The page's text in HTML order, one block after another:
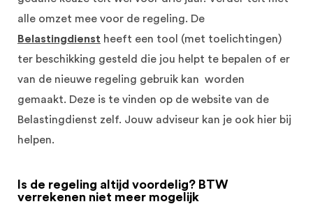
alle omzet mee voor de regeling. De
Belastingdienst heeft een tool (met toelichtingen)
ter beschikking gesteld die jou helpt te bepalen of er
van de nieuwe regeling gebruik kan worden
gemaakt. Deze is te vinden op de website van de
Belastingdienst zelf. Jouw adviseur kan je ook hier bij
helpen.
Is de regeling altijd voordelig? BTW
verrekenen niet meer mogelijk